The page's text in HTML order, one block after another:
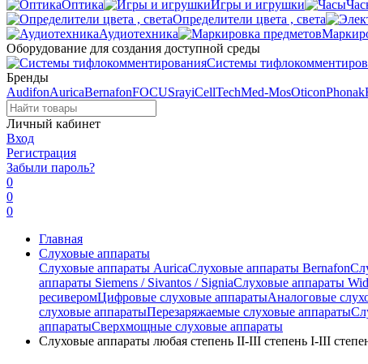
Оптика
Игры и игрушки
Определители цвета , света
Аудиотехника
Оборудование для создания доступной среды
Системы
Бренды
AudifonAuricaBernafonFOCUSrayiCellTechMed-MosOticonPhonak
Личный кабинет
Вход
Регистрация
Забыли пароль?
0
0
0
Главная
Слуховые аппараты
Слуховые аппараты AuricaСлуховые аппараты Bernafon
аппараты Siemens / Sivantos / SigniaСлуховые аппараты
ресиверомЦифровые слуховые аппаратыАналоговые
слуховые аппаратыПерезаряжаемые слуховые аппараты
аппаратыСверхмощные слуховые аппараты
Слуховые аппараты любая степень II-III степень I-III